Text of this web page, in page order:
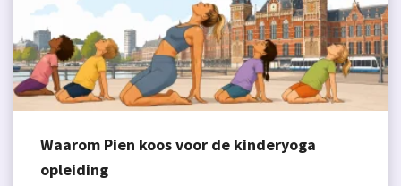
Waarom Pien koos voor de kinderyoga
opleiding